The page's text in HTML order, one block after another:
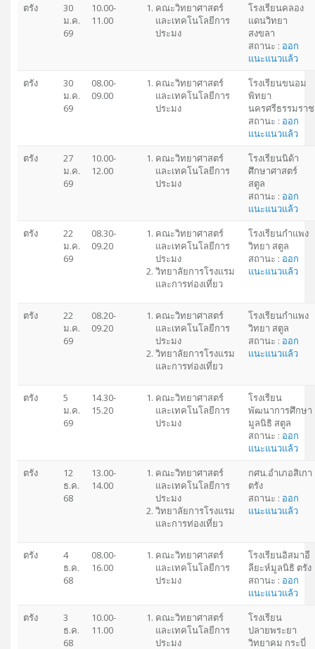
ตรัง
30
ม.ค.
69
10.00-
11.00
คณะวิทยาศาสตร์
และเทคโนโลยีการ
ประมง
โรงเรียนคลอง
แดนวิทยา
สงขลา
สถานะ : ออก
แนะแนวแล้ว
ตรัง
30
ม.ค.
69
08.00-
09.00
คณะวิทยาศาสตร์
และเทคโนโลยีการ
ประมง
โรงเรียนขนอม
พิทยา
นครศรีธรรมราช
สถานะ : ออก
แนะแนวแล้ว
ตรัง
27
ม.ค.
69
10.00-
12.00
คณะวิทยาศาสตร์
และเทคโนโลยีการ
ประมง
โรงเรียนนิด้า
ศึกษาศาสตร์
สตูล
สถานะ : ออก
แนะแนวแล้ว
ตรัง
22
ม.ค.
69
08.30-
09.20
คณะวิทยาศาสตร์
และเทคโนโลยีการ
ประมง
วิทยาลัยการโรงแรม
และการท่องเที่ยว
โรงเรียนกำแพง
วิทยา สตูล
สถานะ : ออก
แนะแนวแล้ว
ตรัง
22
ม.ค.
69
08.20-
09.20
คณะวิทยาศาสตร์
และเทคโนโลยีการ
ประมง
วิทยาลัยการโรงแรม
และการท่องเที่ยว
โรงเรียนกำแพง
วิทยา สตูล
สถานะ : ออก
แนะแนวแล้ว
ตรัง
5
ม.ค.
69
14.30-
15.20
คณะวิทยาศาสตร์
และเทคโนโลยีการ
ประมง
โรงเรียน
พัฒนาการศึกษา
มูลนิธิ สตูล
สถานะ : ออก
แนะแนวแล้ว
ตรัง
12
ธ.ค.
68
13.00-
14.00
คณะวิทยาศาสตร์
และเทคโนโลยีการ
ประมง
วิทยาลัยการโรงแรม
และการท่องเที่ยว
กศน.อำเภอสิเกา
ตรัง
สถานะ : ออก
แนะแนวแล้ว
ตรัง
4
ธ.ค.
68
08.00-
16.00
คณะวิทยาศาสตร์
และเทคโนโลยีการ
ประมง
โรงเรียนอิสมาอี
ลียะห์มูลนิธิ ตรัง
สถานะ : ออก
แนะแนวแล้ว
ตรัง
3
ธ.ค.
68
10.00-
11.00
คณะวิทยาศาสตร์
และเทคโนโลยีการ
ประมง
โรงเรียน
ปลายพระยา
วิทยาคม กระบี่